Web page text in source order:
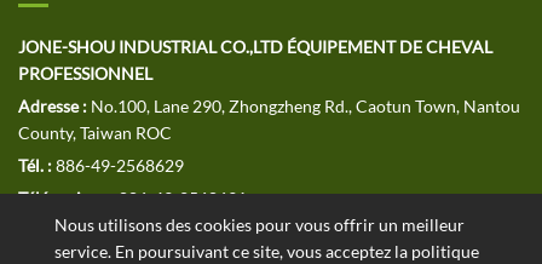
Nous utilisons des cookies pour vous offrir un meilleur
service. En poursuivant ce site, vous acceptez la politique
JONE-SHOU INDUSTRIAL CO.,LTD ÉQUIPEMENT DE CHEVAL
PROFESSIONNEL
Adresse : No.100, Lane 290, Zhongzheng Rd., Caotun Town, Nantou
County, Taiwan ROC
Tél. :886-49-2568629
Télécopieur :886-49-2568691
E-MAIL :jssales@jone-shou.com